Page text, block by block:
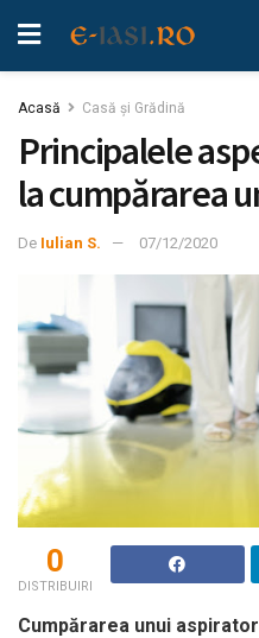
Acasă Casă şi Grădină
Principalele
la cumpărarea
De Iulian S. 07/12/2020
0
DISTRIBUIRI
Cumpărarea unui